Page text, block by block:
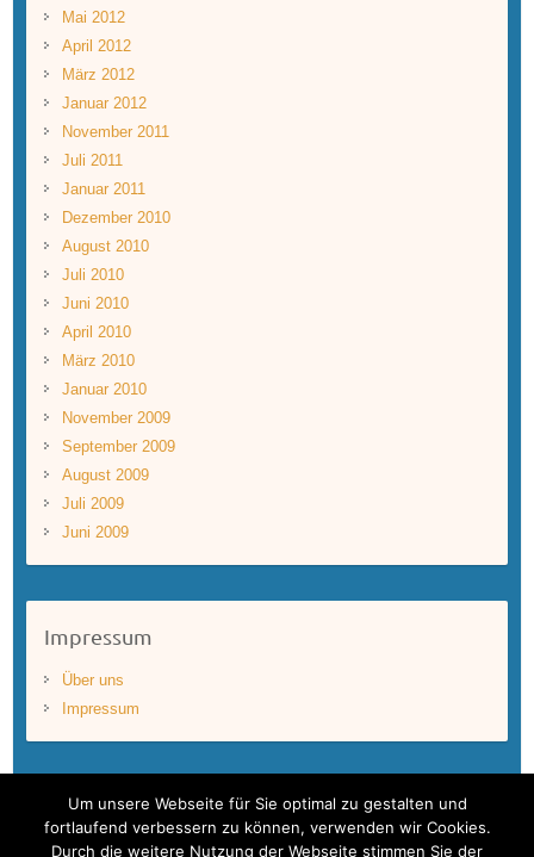
Mai 2012
April 2012
März 2012
Januar 2012
November 2011
Juli 2011
Januar 2011
Dezember 2010
August 2010
Juli 2010
Juni 2010
April 2010
März 2010
Januar 2010
November 2009
September 2009
August 2009
Juli 2009
Juni 2009
Impressum
Über uns
Impressum
Um unsere Webseite für Sie optimal zu gestalten und
fortlaufend verbessern zu können, verwenden wir Cookies.
Durch die weitere Nutzung der Webseite stimmen Sie der